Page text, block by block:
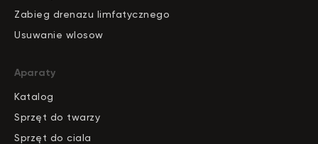
Zabieg drenazu limfatycznego
Usuwanie wlosow
Aparaty
Katalog
Sprzęt do twarzy
Sprzęt do ciala